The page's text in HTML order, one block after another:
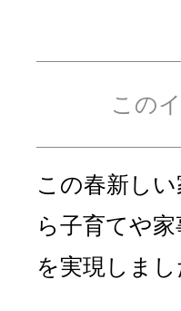
この
この春新し
ら子育てや
を実現しまし